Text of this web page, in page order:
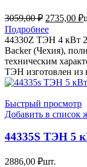
3059,00₽
цена
составляла
3059,00 ₽.
2735,00 ₽
Подробнее
44330Z ТЭН 4 кВт
Backer (Чехия),
техническим
ТЭН изготовлен из
Быстрый просмотр
Добавить в список
44335S ТЭН 5
2886,00 ₽шт.